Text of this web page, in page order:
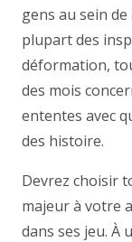
gens au sein
plupart des
déformation,
des mois
ententes avec
des histoire.
Devrez choisir
majeur à votre
dans ses jeu. À